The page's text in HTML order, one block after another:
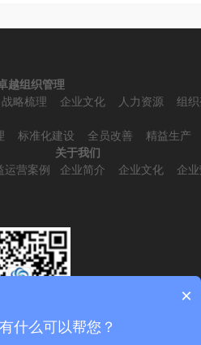
越组织管理
战略梳理
企业文化 人力资源
组
标准化建设 全员改善
精益生产
运营案例
关于我们
企业简介
企业文化 企
×
什么可以帮您？